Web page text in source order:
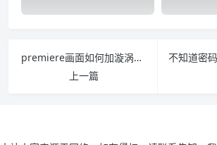
premiere画面如何加漩涡效果 pr怎么添加旋转特效
上一篇